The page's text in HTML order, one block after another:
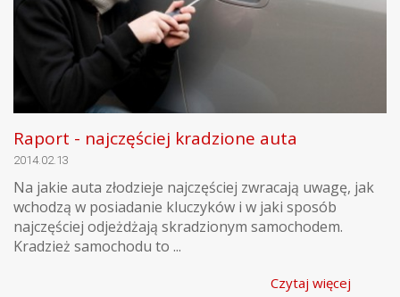
Raport - najczęściej kradzione auta
2014.02.13
Na jakie auta złodzieje najczęściej zwracają uwagę, jak
wchodzą w posiadanie kluczyków i w jaki sposób
najczęściej odjeżdżają skradzionym samochodem.
Kradzież samochodu to ...
Czytaj więcej